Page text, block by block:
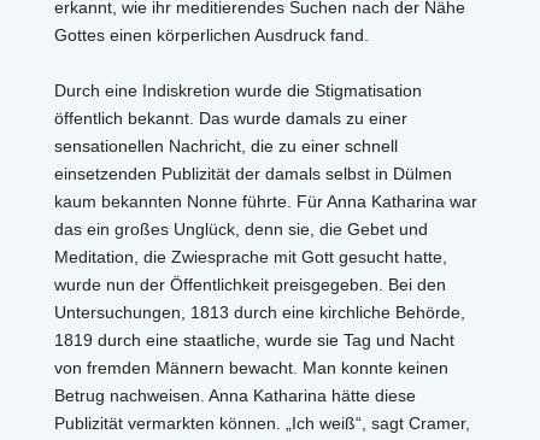
erkannt, wie ihr meditierendes Suchen nach der Nähe
Gottes einen körperlichen Ausdruck fand.
Durch eine Indiskretion wurde die Stigmatisation
öffentlich bekannt. Das wurde damals zu einer
sensationellen Nachricht, die zu einer schnell
einsetzenden Publizität der damals selbst in Dülmen
kaum bekannten Nonne führte. Für Anna Katharina war
das ein großes Unglück, denn sie, die Gebet und
Meditation, die Zwiesprache mit Gott gesucht hatte,
wurde nun der Öffentlichkeit preisgegeben. Bei den
Untersuchungen, 1813 durch eine kirchliche Behörde,
1819 durch eine staatliche, wurde sie Tag und Nacht
von fremden Männern bewacht. Man konnte keinen
Betrug nachweisen. Anna Katharina hätte diese
Publizität vermarkten können. „Ich weiß“, sagt Cramer,